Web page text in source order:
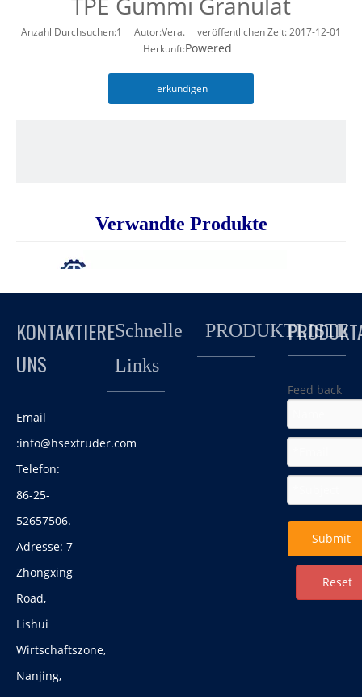
Anzahl Durchsuchen:1
Autor:Vera. veröffentlichen Zeit: 2017-12-01
Herkunft:Powered
erkundigen
TPE grüner Rasengranulat (gehärteter, hoher Auswirkungen,
Künstliche Turf TPE-Füllstoffpartikel, voll in Einklang mit EU-
Umweltstandards.
Verwandte Produkte
Unterwasser-Pelletierlinie mit fortschrittlicher
Technologie für thermoplastisches Elastomer
KONTAKTIERE
UNS
Email
:info@hsextruder.com
Telefon:
86-25-
52657506.
Adresse: 7
Zhongxing
Road,
Lishui
Wirtschaftszone,
Nanjing,
Schnelle
Links
PRODUKTLISTE
Feed back
Submit
Reset